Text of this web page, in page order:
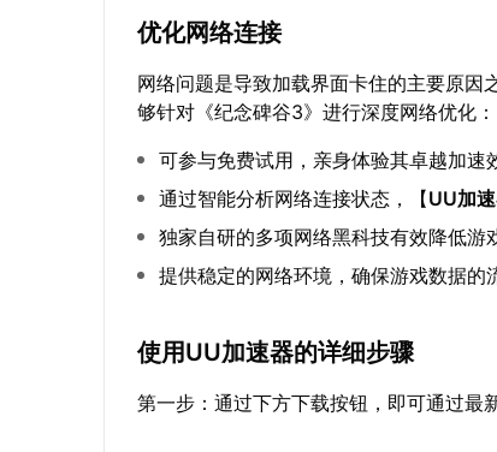
优化网络连接
网络问题是导致加载界面卡住的主要原因
够针对《纪念碑谷3》进行深度网络优化：
可参与免费试用，亲身体验其卓越加速
通过智能分析网络连接状态，【UU加
独家自研的多项网络黑科技有效降低游
提供稳定的网络环境，确保游戏数据的
使用UU加速器的详细步骤
第一步：通过下方下载按钮，即可通过最